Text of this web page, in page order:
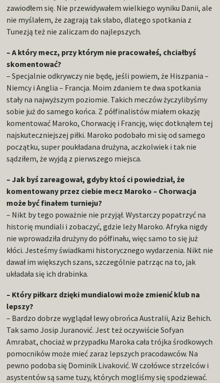
zawiodłem się. Nie przewidywałem wielkiego wyniku Danii, ale
nie myślałem, że zagrają tak słabo, dlatego spotkania z
Tunezją też nie zaliczam do najlepszych.
– A który mecz, przy którym nie pracowałeś, chciałbyś
skomentować?
– Specjalnie odkrywczy nie będę, jeśli powiem, że Hiszpania –
Niemcy i Anglia – Francja. Moim zdaniem te dwa spotkania
stały na najwyższym poziomie. Takich meczów życzylibyśmy
sobie już do samego końca. Z półfinalistów miałem okazję
komentować Maroko, Chorwację i Francję, więc dotknąłem tej
najskuteczniejszej piłki. Maroko podobało mi się od samego
początku, super poukładana drużyna, aczkolwiek i tak nie
sądziłem, że wyjdą z pierwszego miejsca.
– Jak byś zareagował, gdyby ktoś ci powiedział, że
komentowany przez ciebie mecz Maroko – Chorwacja
może być finałem turnieju?
– Nikt by tego poważnie nie przyjął. Wystarczy popatrzyć na
historię mundiali i zobaczyć, gdzie leży Maroko. Afryka nigdy
nie wprowadziła drużyny do półfinału, więc samo to się już
kłóci. Jesteśmy świadkami historycznego wydarzenia. Nikt nie
dawał im większych szans, szczególnie patrząc na to, jak
układała się ich drabinka.
– Który piłkarz dzięki mundialowi może zmienić klub na
lepszy?
– Bardzo dobrze wyglądał lewy obrońca Australii, Aziz Behich.
Tak samo Josip Juranović. Jest też oczywiście Sofyan
Amrabat, chociaż w przypadku Maroka cała trójka środkowych
pomocników może mieć zaraz lepszych pracodawców. Na
pewno podoba się Dominik Livaković. W czołówce strzelców i
asystentów są same tuzy, których mogliśmy się spodziewać.